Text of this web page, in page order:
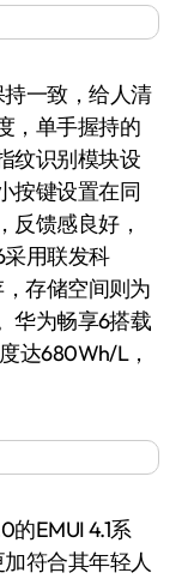
一致，给人清
，单手握持的
纹识别模块设
按键设置在同
反馈感良好，
用联发科
存储空间则为
华为畅享6搭载
达680Wh/L，
EMUI 4.1系
符合其年轻人